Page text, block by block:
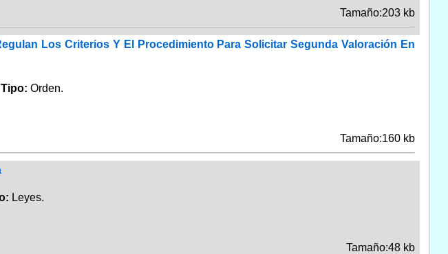
Tamaño:203 kb
Los Criterios Y El Procedimiento Para Solicitar Segunda Valoración En
Tipo: Orden.
Tamaño:160 kb
Leyes.
Tamaño:48 kb